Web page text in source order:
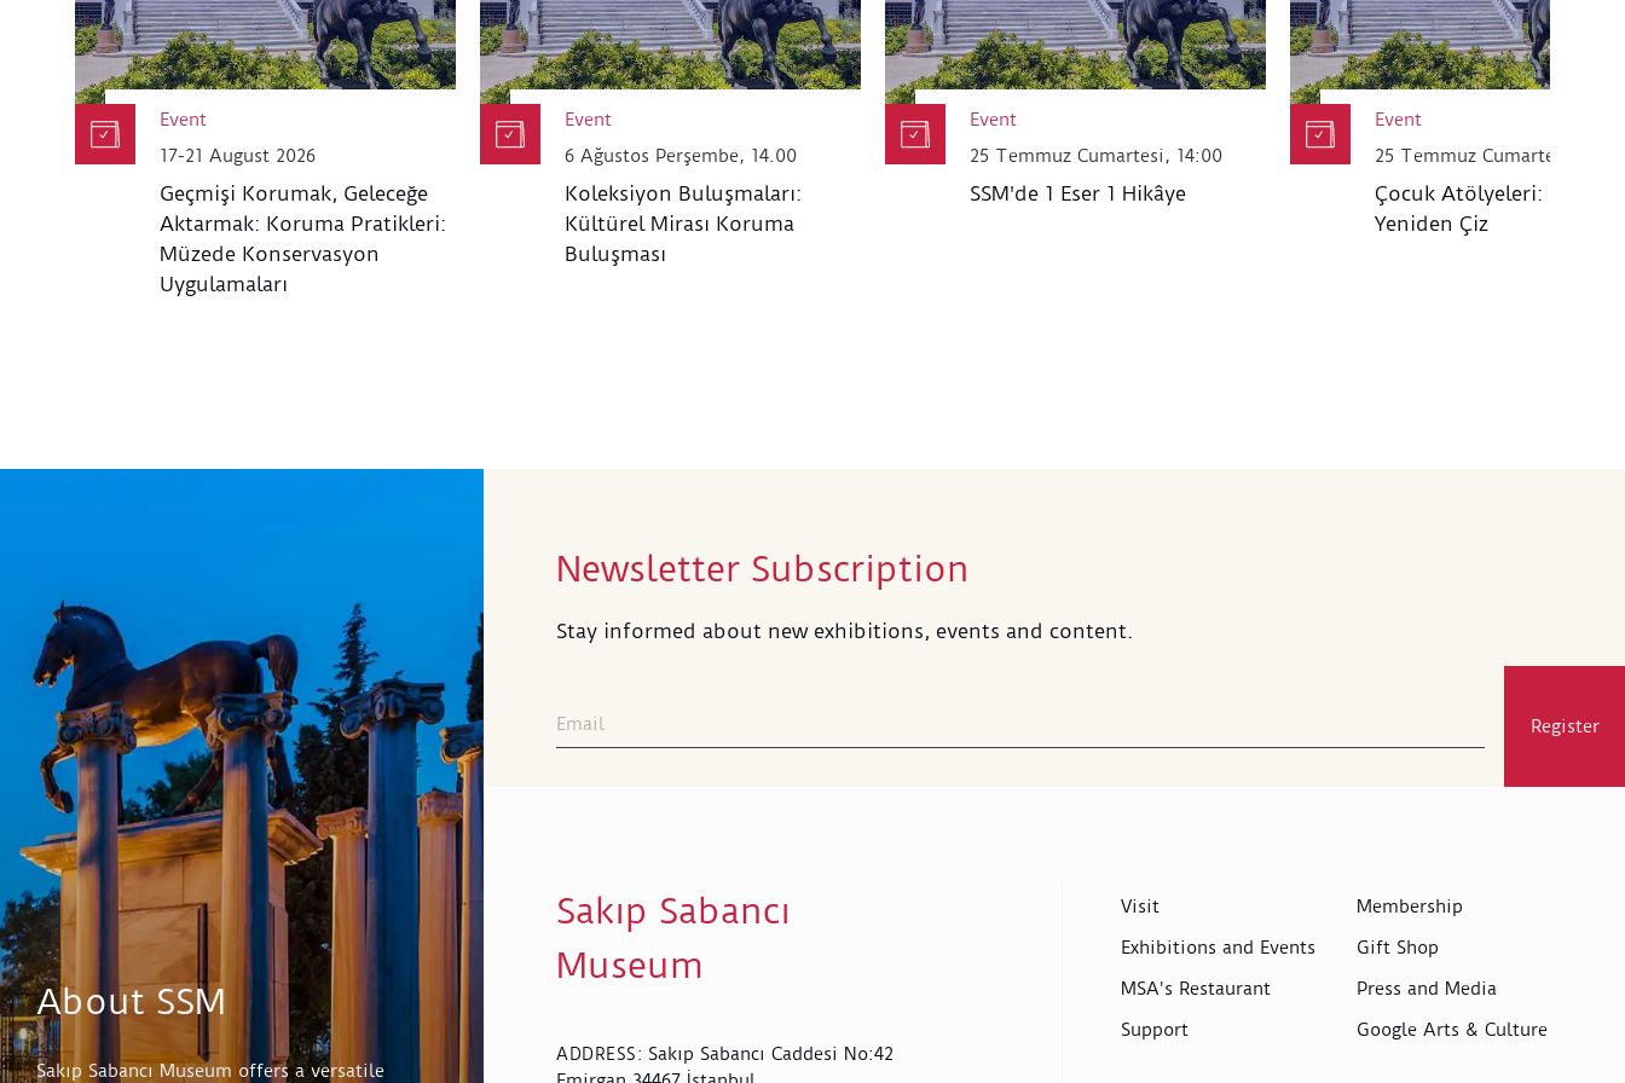
Event
17-21 August 2026
Geçmişi Korumak, Geleceğe
Aktarmak: Koruma Pratikleri:
Müzede Konservasyon
Uygulamaları
Event
6 Ağustos Perşembe, 14.00
Koleksiyon Buluşmaları:
Kültürel Mirası Koruma
Buluşması
Event
25 Temmuz Cumartesi, 14:00
SSM'de 1 Eser 1 Hikâye
Event
25 Temmuz Cumartesi,
Çocuk Atölyeleri: Haritayı
Yeniden Çiz
About SSM
Sakıp Sabancı Museum offers a versatile
Newsletter Subscription
Stay informed about new exhibitions, events and content.
Register
Sakıp Sabancı
Museum
ADDRESS: Sakıp Sabancı Caddesi No:42
Visit
Exhibitions and Events
MSA's Restaurant
Support
Membership
Gift Shop
Press and Media
Google Arts & Culture